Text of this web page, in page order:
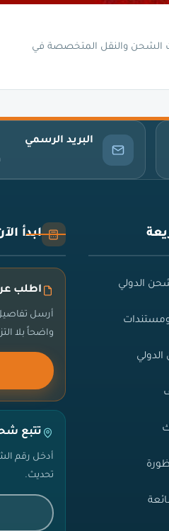
الشحن والنقل المتخصصة في
البريد الرسمي
الدولي
ابدأ
اطلب
أرسل
واضحاً بلا
تتبع
أدخل رقم
تحديث.